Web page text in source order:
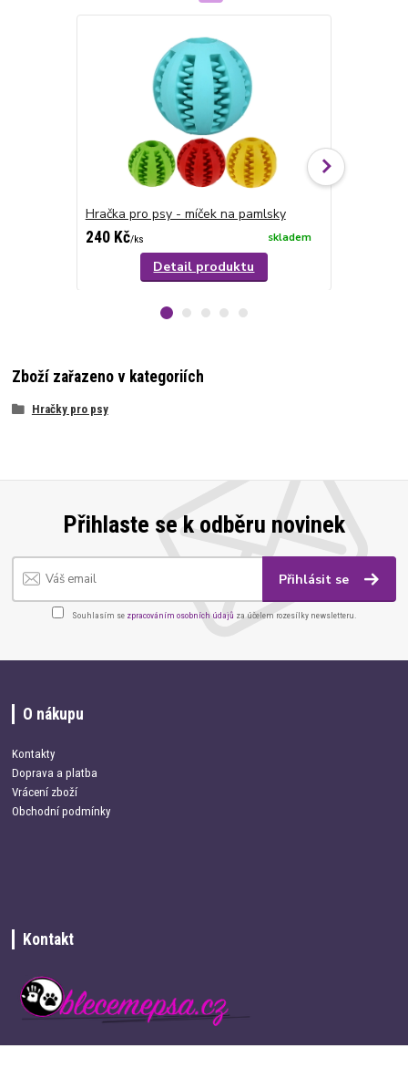
Hračka pro psy - míček na pamlsky
240 Kč/ks skladem
Detail produktu
Zboží zařazeno v kategoriích
Hračky pro psy
Přihlaste se k odběru novinek
Přihlásit se
Souhlasím se zpracováním osobních údajů za účelem rozesílky newsletteru.
O nákupu
Kontakty
Doprava a platba
Vrácení zboží
Obchodní podmínky
Kontakt